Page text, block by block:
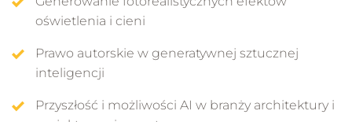
sekund, promptując fragmenty większej kompozycji.
Jeśli marzyłeś o czarodziejskiej różdżce, która za
jednym dotknięciem magicznie zmienia przeciętną
wizualizację w hiperrealistyczne zdęcie, to marzenie
Stable Diffusion w architekturze
6 min 25 s
oświetlenia i cieni
Prawo autorskie w generatywnej sztucznej
inteligencji
Przyszłość i możliwości AI w branży architektury i